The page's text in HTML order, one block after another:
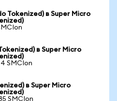
Tokenized) в Super Micro
в Super Micro
SMCIon
в Super Micro
SMCIon